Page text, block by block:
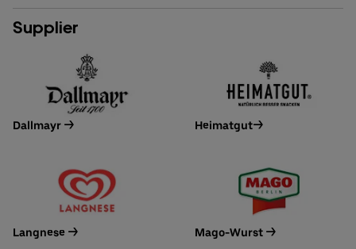
Supplier
Dallmayr -> Heimatgut->
Langnese -> Mago-Wurst ->